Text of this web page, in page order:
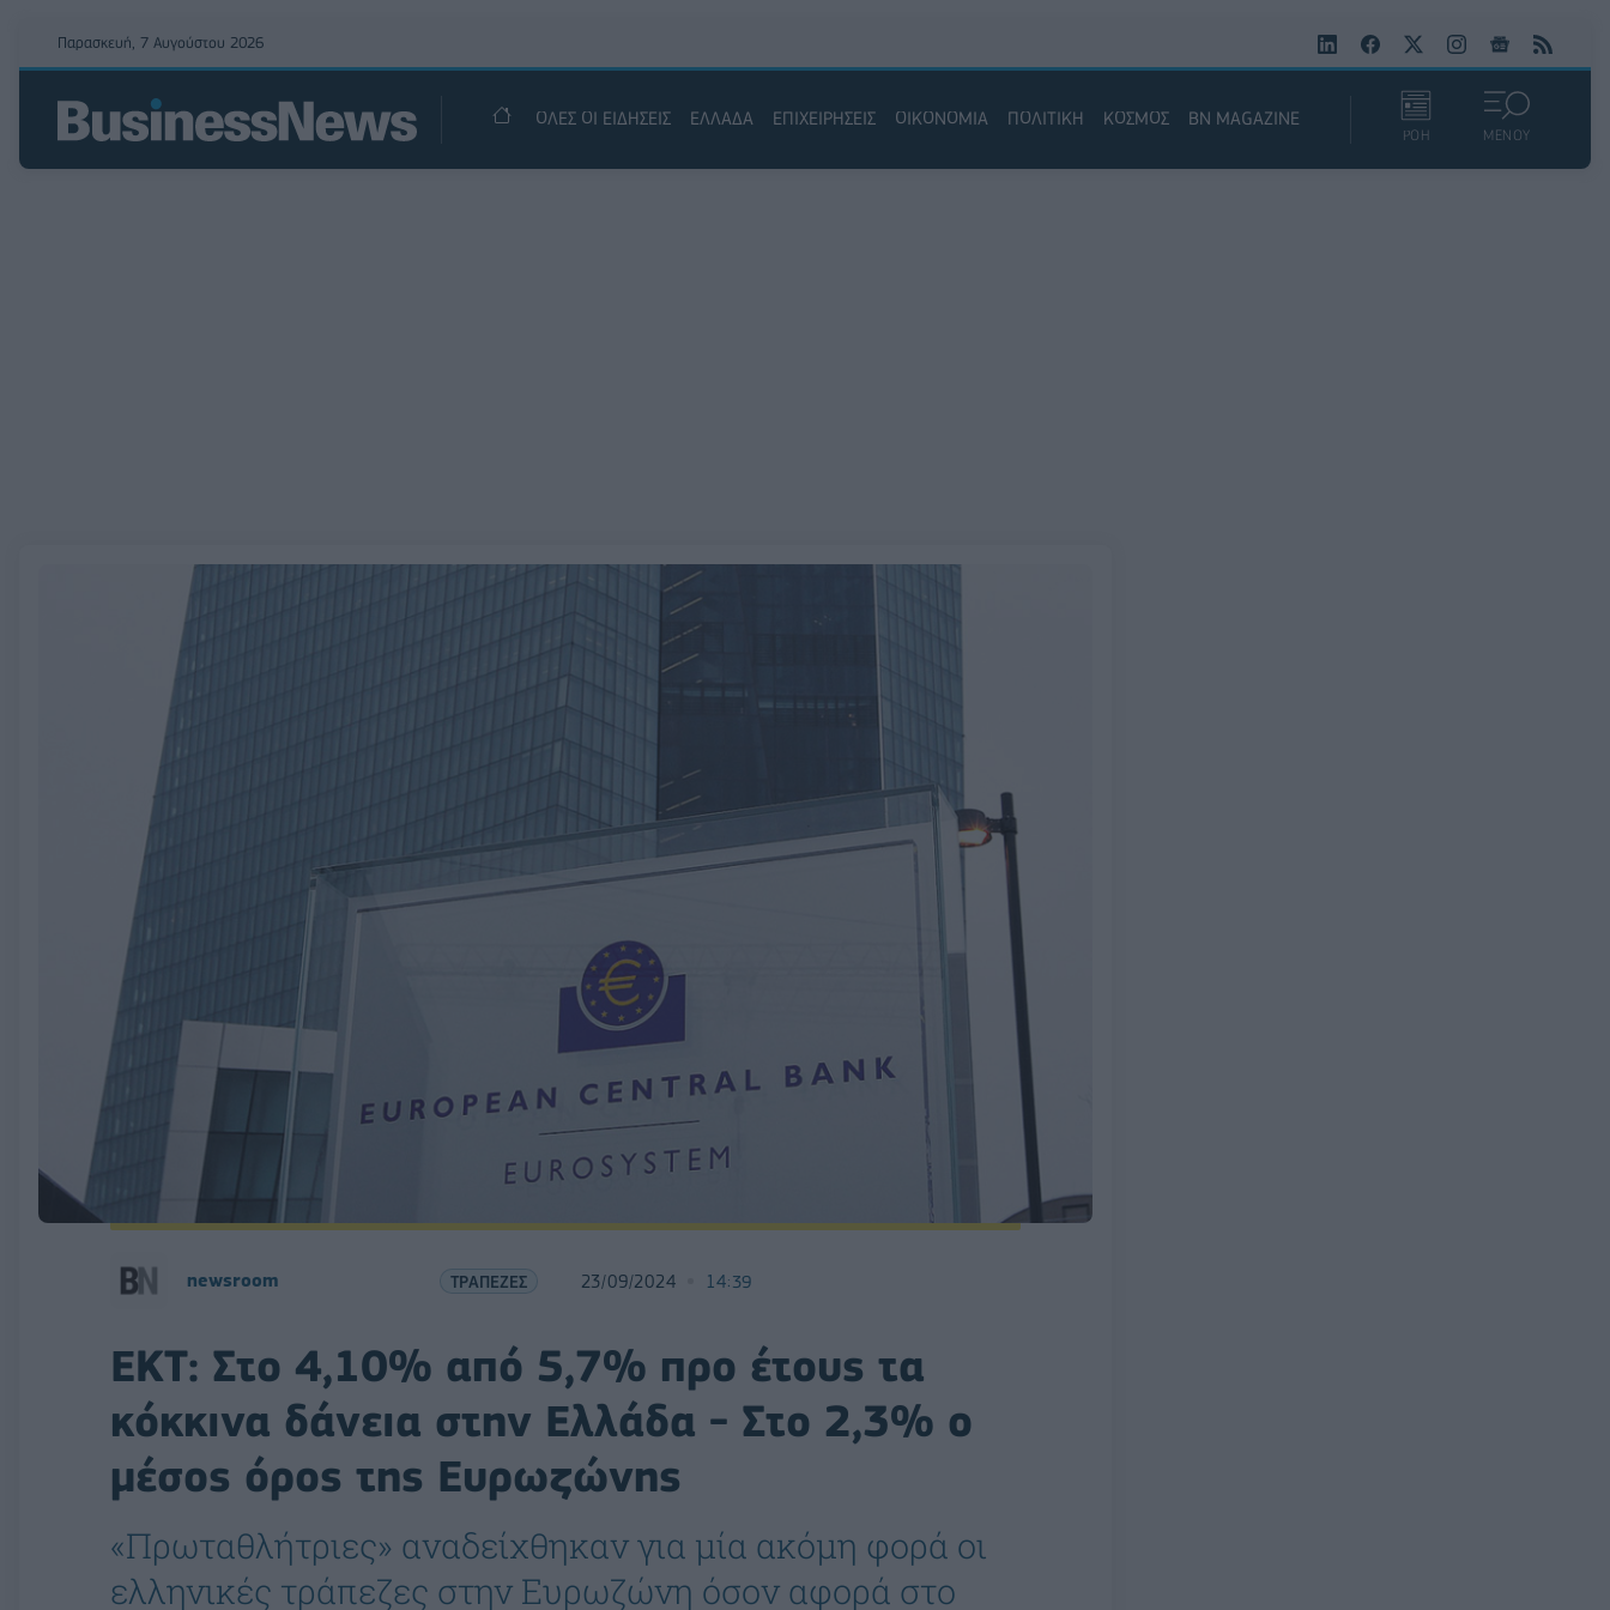
Παρασκευή, 7 Αυγούστου 2026
ΟΛΕΣ ΟΙ ΕΙΔΗΣΕΙΣ ΕΛΛΑΔΑ ΕΠΙΧΕΙΡΗΣΕΙΣ ΟΙΚΟΝΟΜΙΑ ΠΟΛΙΤΙΚΗ ΚΟΣΜΟΣ BN MAGAZINE
ΡΟΗ ΜΕΝΟΥ
newsroom ΤΡΑΠΕΖΕΣ 23/09/2024 14:39
ΕΚΤ: Στο 4,10% από 5,7% προ έτους τα
κόκκινα δάνεια στην Ελλάδα - Στο 2,3% ο
μέσος όρος της Ευρωζώνης
«Πρωταθλήτριες» αναδείχθηκαν για μία ακόμη φορά οι
ελληνικές τράπεζες στην Ευρωζώνη όσον αφορά στο